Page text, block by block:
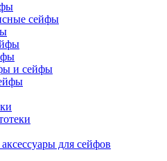
сейфы
и сейфы
для сейфов